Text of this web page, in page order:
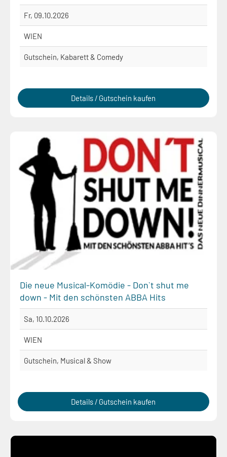
Fr, 09.10.2026
WIEN
Gutschein, Kabarett & Comedy
Details / Gutschein kaufen
Die neue Musical-Komödie - Don`t shut me
down - Mit den schönsten ABBA Hits
Sa, 10.10.2026
WIEN
Gutschein, Musical & Show
Details / Gutschein kaufen